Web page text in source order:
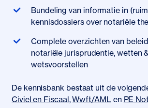
Bundeling van informatie in
kennisdossiers over notariële
Complete overzichten van
notariële jurisprudentie, wetten
wetsvoorstellen
De kennisbank bestaat uit de
Civiel en Fiscaal,Wwft/AML en PE